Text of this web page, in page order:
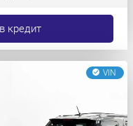
кредит
VIN